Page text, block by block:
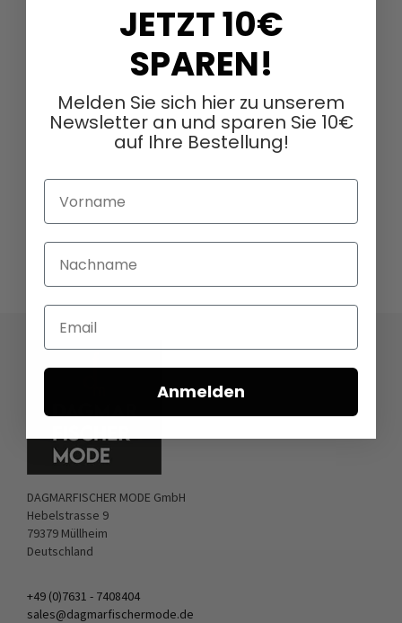
DAGMARFISCHER MODE GmbH
Hebelstrasse 9
79379 Müllheim
Deutschland
+49 (0)7631 - 7408404
sales@dagmarfischermode.de
JETZT 10€
SPAREN!
Melden Sie sich hier zu unserem
Newsletter an und sparen Sie 10€
auf Ihre Bestellung!
Vorname
Nachname
Email
Anmelden